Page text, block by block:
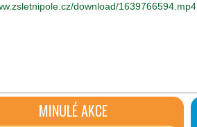
download/1639766594.mp4
MINULÉ AKCE